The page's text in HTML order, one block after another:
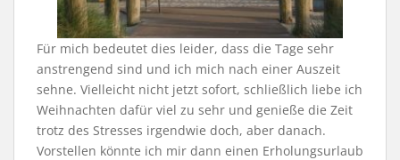
Für mich bedeutet dies leider, dass die Tage sehr
anstrengend sind und ich mich nach einer Auszeit
sehne. Vielleicht nicht jetzt sofort, schließlich liebe ich
Weihnachten dafür viel zu sehr und genieße die Zeit
trotz des Stresses irgendwie doch, aber danach.
Vorstellen könnte ich mir dann einen Erholungsurlaub